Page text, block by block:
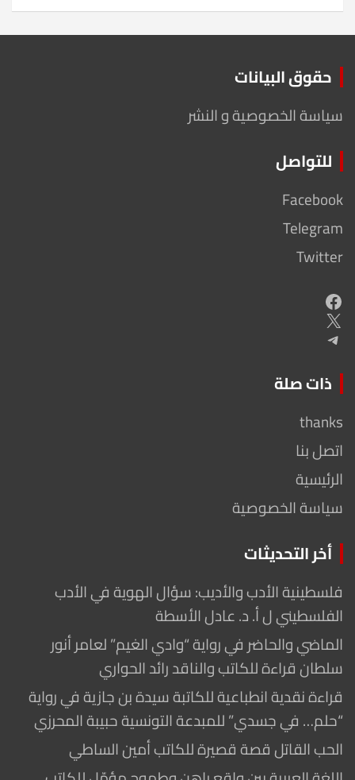
حقوق البيانات
سياسة الخصوصية و النشر
للتواصل
Facebook
Telegram
Twitter
Facebook
X
Telegram
ذات صلة
thanks
اتصل بنا
الرئيسية
سياسة الخصوصية
أخر التحديثات
فلسطينية الأدب والأديب: سؤال الهوية في الأدب
الفلسطيني ل أ. د. عادل الأسطة
الماضي والحاضر في رواية “وادي الغيم” لعامر أنور
سلطان قراءة للكاتب والناقد رائد الحواري
قراءة نقدية انطباعية للكاتبة سيدة بن جازية في رواية
“حلم… في جسدي” للمبدعة التونسية حبيبة المحرزي
الحب القاتل قصة قصيرة للكاتب أمين الساطي